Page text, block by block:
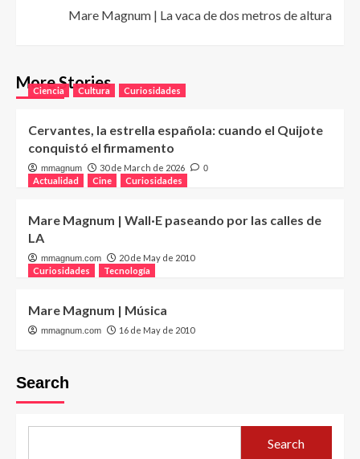
Mare Magnum | La vaca de dos metros de altura
More Stories
Ciencia Cultura Curiosidades
Cervantes, la estrella española: cuando el Quijote
conquistó el firmamento
mmagnum 30 de March de 2026 0
Actualidad Cine Curiosidades
Mare Magnum | Wall·E paseando por las calles de
LA
mmagnum.com
20 de May de 2010
Curiosidades
Tecnología
Mare Magnum | Música
mmagnum.com 16 de May de 2010
Search
Search